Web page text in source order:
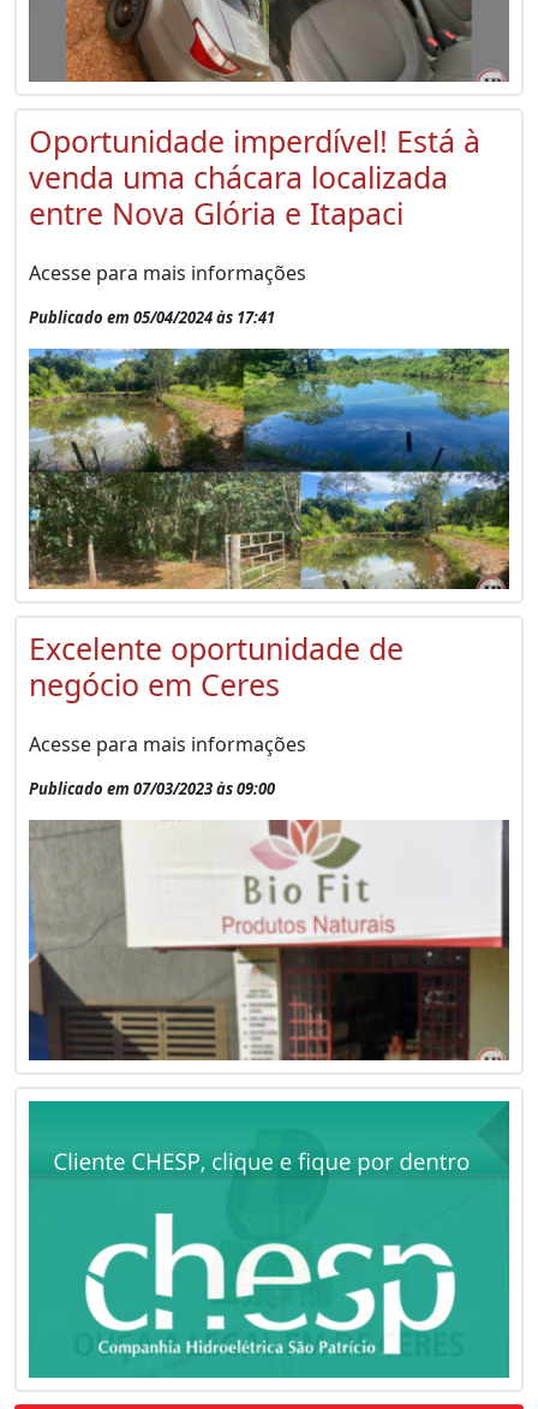
Oportunidade imperdível! Está à
venda uma chácara localizada
entre Nova Glória e Itapaci
Acesse para mais informações
Publicado em 05/04/2024 às 17:41
Excelente oportunidade de
negócio em Ceres
Acesse para mais informações
Publicado em 07/03/2023 às 09:00